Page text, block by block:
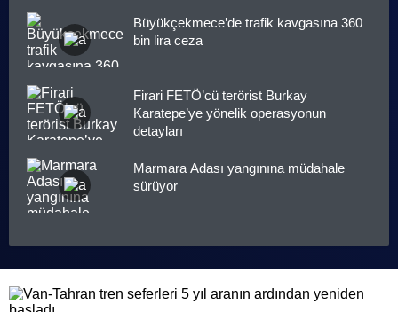
Büyükçekmece’de trafik kavgasına 360
bin lira ceza
Firari FETÖ’cü terörist Burkay
Karatepe’ye yönelik operasyonun
detayları
Marmara Adası yangınına müdahale
sürüyor